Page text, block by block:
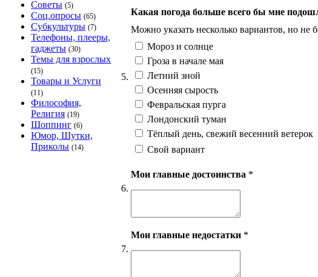
Советы (5)
Соц.опросы (65)
Субкультуры (7)
Телефоны, плееры,
гаджеты (30)
Темы для взрослых
(15)
Товары и Услуги
(11)
Философия,
Религия (19)
Шоппинг (6)
Юмор, Шутки,
Приколы (14)
5.
Какая погода больше всего бы мне
Можно указать несколько вариантов, но не
Мороз и солнце
Гроза в начале мая
Летний зной
Осенняя сырость
Февральская пурга
Лондонский туман
Тёплый день, свежий весенний ветерок
Свой вариант
6.
Мои главные достоинства *
7.
Мои главные недостатки *